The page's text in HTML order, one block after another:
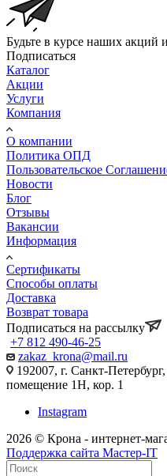
Будьте в курсе наших акций
Подписаться
Каталог
Акции
Услуги
Компания
О компании
Политика ОПД
Пользовательское
Новости
Блог
Отзывы
Вакансии
Информация
Сертификаты
Способы оплаты
Доставка
Возврат товара
Подписаться на рассылку
+7 812 490-46-25
zakaz_krona@mail.ru
192007, г. Санкт-
помещение 1Н, кор. 1
Instagram
2026 © Крона - интернет-
Поддержка сайта Мастер-IT